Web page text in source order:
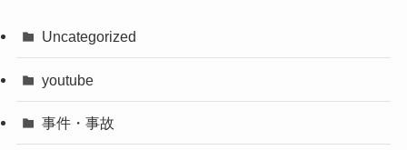
Uncategorized
youtube
事件・事故